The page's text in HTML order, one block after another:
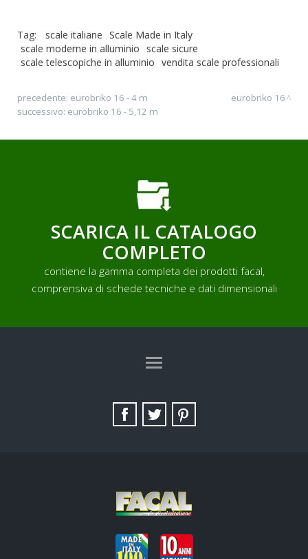
Tag: scale italiane Scale Made in Italy
scale moderne in alluminio scale sicure
scale telescopiche in alluminio vendita scale professionali
precedente: eurobriko 16 - 4 m
successivo: eurobriko 16 - 5,12 m
eurobriko 16
SCARICA IL CATALOGO
COMPLETO
contiene la gamma completa dei prodotti facal,
comprensiva di schede tecniche e dati dimensionali
SITE MAP